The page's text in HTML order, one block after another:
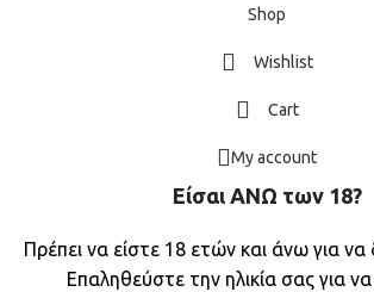
Shop
Wishlist
Cart
My account
Είσαι ΑΝΩ των 18?
Πρέπει να είστε 18 ετών και άνω για να
Επαληθεύστε την ηλικία σας για να